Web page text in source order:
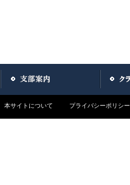
本サイトについて プライバシーポリシー